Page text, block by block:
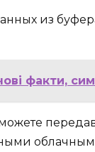
из
факти,